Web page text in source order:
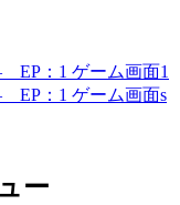
ー